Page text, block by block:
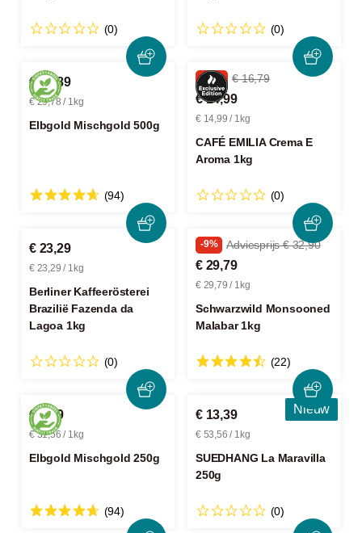
(0) (0)
€ 14,89
€ 29,78 / 1kg
Elbgold Mischgold 500g
(94)
-10% € 16,79
€ 14,99
€ 14,99 / 1kg
CAFÉ EMILIA Crema E
Aroma 1kg
(0)
€ 23,29
€ 23,29 / 1kg
Berliner Kaffeerösterei
Brazilië Fazenda da
Lagoa 1kg
(0)
-9% Adviesprijs € 32,90
€ 29,79
€ 29,79 / 1kg
Schwarzwild Monsooned
Malabar 1kg
(22)
€ 7,89
€ 31,56 / 1kg
Elbgold Mischgold 250g
(94)
Nieuw
€ 13,39
€ 53,56 / 1kg
SUEDHANG La Maravilla
250g
(0)